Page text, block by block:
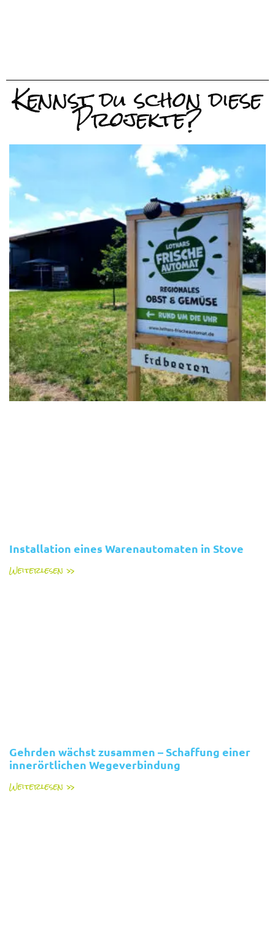
Kennst du schon diese
Projekte?
Installation eines Warenautomaten in Stove
Weiterlesen »
Gehrden wächst zusammen – Schaffung einer
innerörtlichen Wegeverbindung
Weiterlesen »